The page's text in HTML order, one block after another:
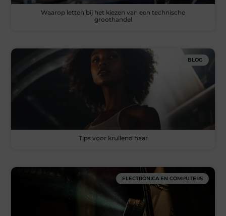
Waarop letten bij het kiezen van een technische
groothandel
BLOG
Tips voor krullend haar
ELECTRONICA EN COMPUTERS